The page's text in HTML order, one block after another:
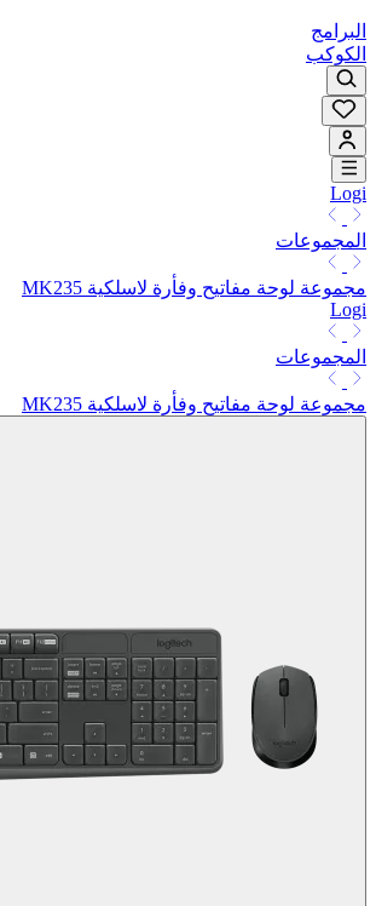
البرامج
الكوكب
Logi
المجموعات
مجموعة لوحة مفاتيح وفأرة لاسلكية MK235
Logi
المجموعات
مجموعة لوحة مفاتيح وفأرة لاسلكية MK235